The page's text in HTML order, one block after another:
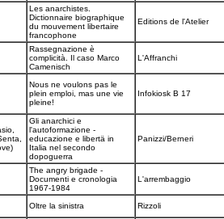
Les anarchistes.
Dictionnaire biographique
du mouvement libertaire
francophone
Editions de l'Atelier
Rassegnazione è
complicità. Il caso Marco
Camenisch
L'Affranchi
Nous ne voulons pas le
plein emploi, mas une vie
pleine!
Infokiosk B 17
Gli anarchici e
l'autoformazione -
educazione e libertä in
Italia nel secondo
dopoguerra
Panizzi/Berneri
The angry brigade -
Documenti e cronologia
1967-1984
L'arrembaggio
Oltre la sinistra Rizzoli